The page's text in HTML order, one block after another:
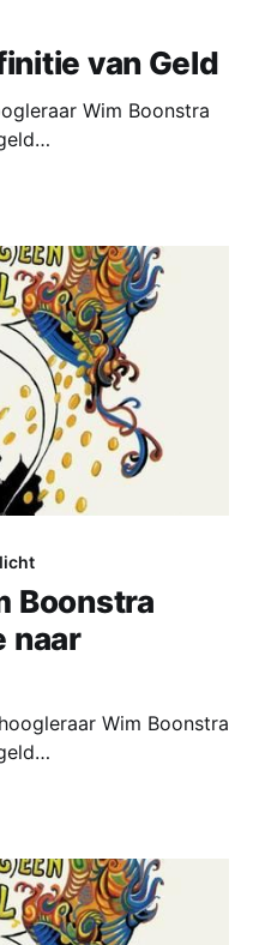
van Geld
Wim Boonstra
zelf geld maken
hoe bankiers denken
Boonstra
naar
Wim Boonstra
zelf geld maken
hoe bankiers denken